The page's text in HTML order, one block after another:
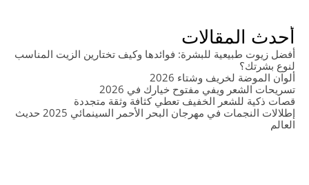
أحدث المقالات
أفضل زيوت طبيعية للبشرة: فوائدها وكيف تختارين الزيت المناسب
لنوع بشرتك؟
ألوان الموضة لخريف وشتاء 2026
تسريحات الشعر ويفي مفتوح خيارك في 2026
قصات ذكية للشعر الخفيف تعطي كثافة وثقة متجددة
إطلالات النجمات في مهرجان البحر الأحمر السينمائي 2025 حديث
العالم